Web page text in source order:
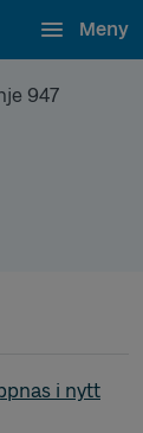
Meny
947
- Stora Höga
i nytt